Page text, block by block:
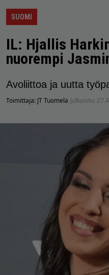
SUOMI
IL: Hjallis
nuorempi
Avoliittoa ja uutta
Toimittaja: JT Tuomela Julkaistu: